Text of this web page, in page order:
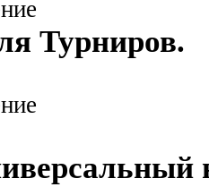
Турниров.